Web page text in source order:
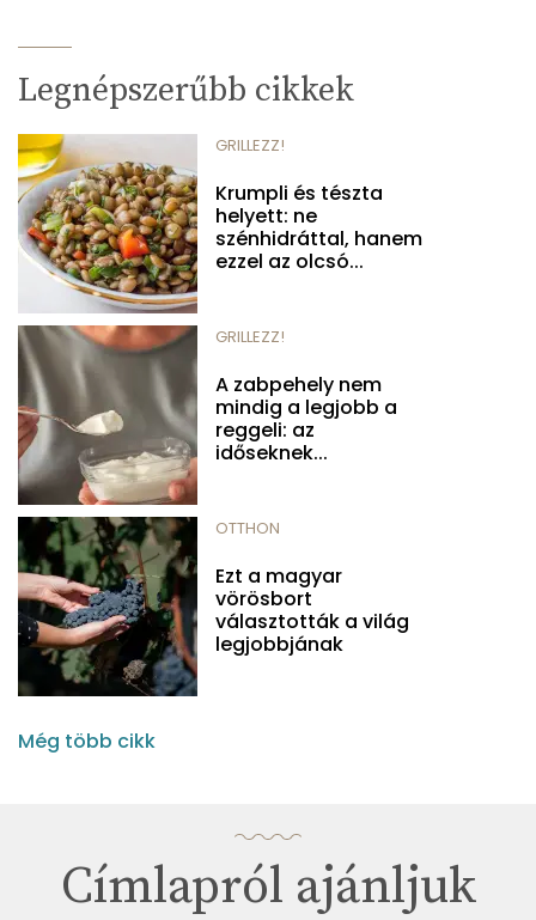
Legnépszerűbb cikkek
GRILLEZZ!
Krumpli és tészta
helyett: ne
szénhidráttal, hanem
ezzel az olcsó...
GRILLEZZ!
A zabpehely nem
mindig a legjobb a
reggeli: az
időseknek...
OTTHON
Ezt a magyar
vörösbort
választották a világ
legjobbjának
Még több cikk
Címlapról ajánljuk